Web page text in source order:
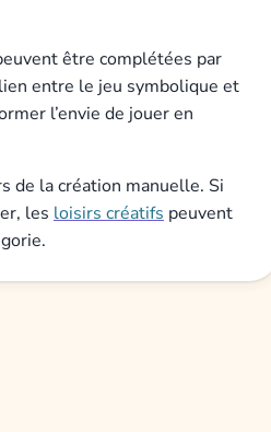
être complétées par
entre le jeu symbolique et
l’envie de jouer en
de la création manuelle. Si
les loisirs créatifs peuvent